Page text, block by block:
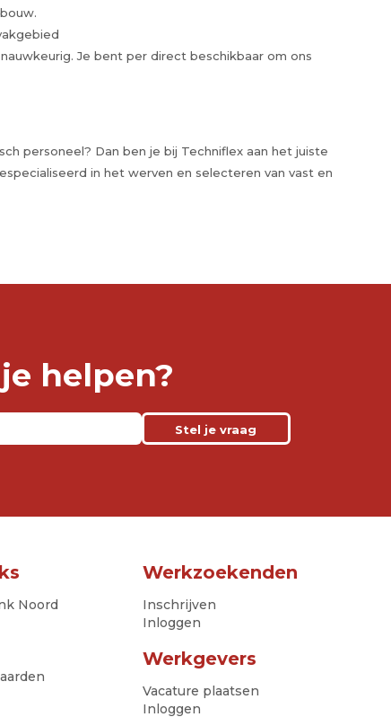
Je bent per direct beschikbaar om ons
personeel? Dan ben je bij Techniflex aan het juiste
in het werven en selecteren van vast en
helpen?
Stel je vraag
Noord
Werkzoekenden
Inschrijven
Inloggen
Werkgevers
Vacature plaatsen
Inloggen